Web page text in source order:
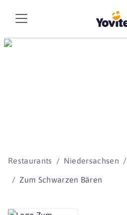
Restaurants Niedersachsen
Zum Schwarzen Bären